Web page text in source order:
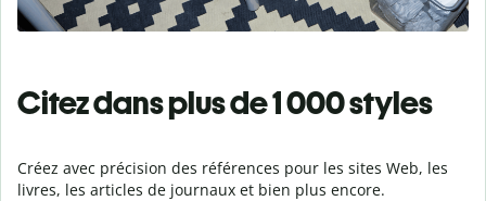
Citez dans plus de 1 000 styles
Créez avec précision des références pour les sites Web, les
livres, les articles de journaux et bien plus encore.